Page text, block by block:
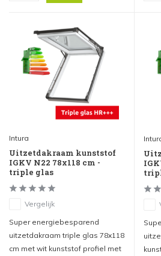
Intura
Uitzetdakraam kunststof
IGKV N22 78x118 cm -
triple glas
Vergelijk
Super energiebesparend
uitzetdakraam triple glas 78x118
cm met wit kunststof profiel met